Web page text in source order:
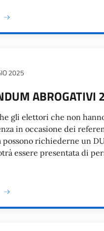
2025
ABROGATIVI
gli elettori che non
in occasione dei
richiederne un
essere presentata di